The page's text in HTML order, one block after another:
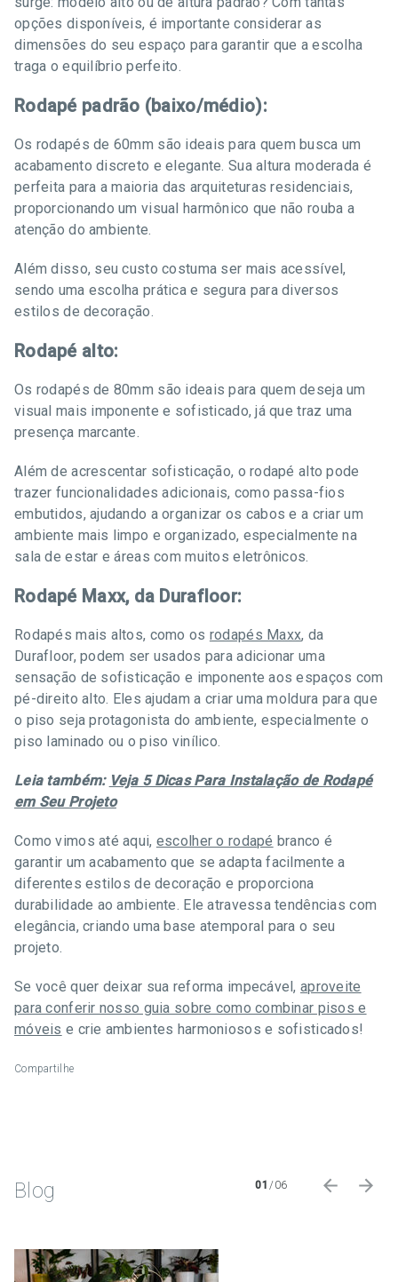
opções disponíveis, é importante considerar as
dimensões do seu espaço para garantir que a escolha
traga o equilíbrio perfeito.
Rodapé padrão (baixo/médio):
Os rodapés de 60mm são ideais para quem busca um
acabamento discreto e elegante. Sua altura moderada é
perfeita para a maioria das arquiteturas residenciais,
proporcionando um visual harmônico que não rouba a
atenção do ambiente.
Além disso, seu custo costuma ser mais acessível,
sendo uma escolha prática e segura para diversos
estilos de decoração.
Rodapé alto:
Os rodapés de 80mm são ideais para quem deseja um
visual mais imponente e sofisticado, já que traz uma
presença marcante.
Além de acrescentar sofisticação, o rodapé alto pode
trazer funcionalidades adicionais, como passa-fios
embutidos, ajudando a organizar os cabos e a criar um
ambiente mais limpo e organizado, especialmente na
sala de estar e áreas com muitos eletrônicos.
Rodapé Maxx, da Durafloor:
Rodapés mais altos, como os rodapés Maxx, da
Durafloor, podem ser usados para adicionar uma
sensação de sofisticação e imponente aos espaços com
pé-direito alto. Eles ajudam a criar uma moldura para que
o piso seja protagonista do ambiente, especialmente o
piso laminado ou o piso vinílico.
Leia também: Veja 5 Dicas Para Instalação de Rodapé
em Seu Projeto
Como vimos até aqui, escolher o rodapé branco é
garantir um acabamento que se adapta facilmente a
diferentes estilos de decoração e proporciona
durabilidade ao ambiente. Ele atravessa tendências com
elegância, criando uma base atemporal para o seu
projeto.
Se você quer deixar sua reforma impecável,aproveite
para conferir nosso guia sobre como combinar pisos e
móveis e crie ambientes harmoniosos e sofisticados!
Compartilhe
Blog 01 /06